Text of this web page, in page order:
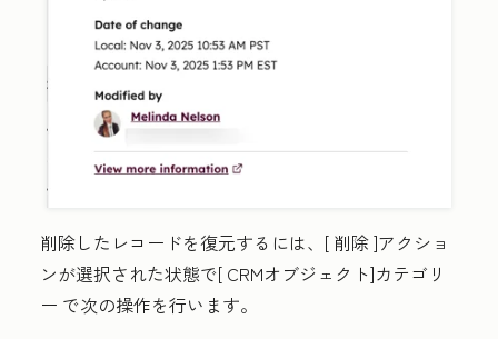
削除したレコードを復元するには、[ 削除]アクショ
ンが選択された状態で[ CRMオブジェクト]カテゴリ
ー で次の操作を行います。